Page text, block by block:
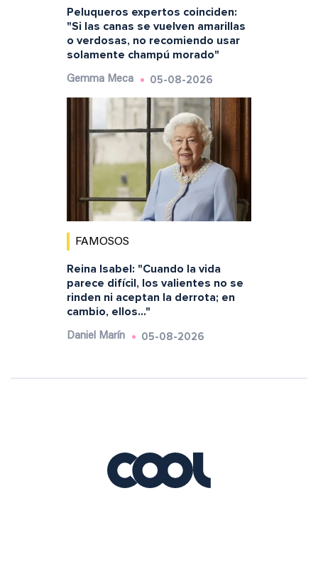
Peluqueros expertos coinciden:
"Si las canas se vuelven amarillas
o verdosas, no recomiendo usar
solamente champú morado"
Gemma Meca 05-08-2026
FAMOSOS
Reina Isabel: "Cuando la vida
parece difícil, los valientes no se
rinden ni aceptan la derrota; en
cambio, ellos..."
Daniel Marín 05-08-2026